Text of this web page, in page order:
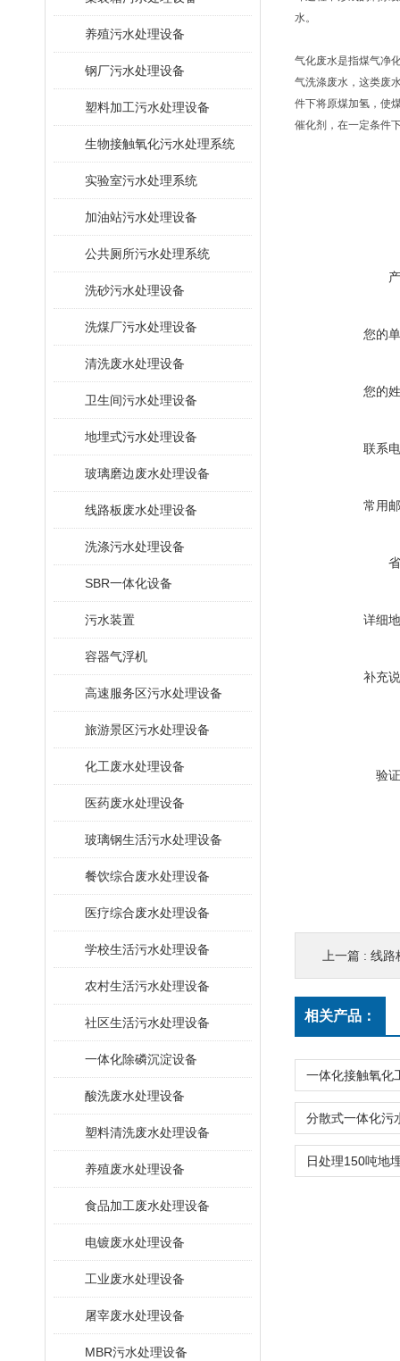
养殖污水处理设备
钢厂污水处理设备
塑料加工污水处理设备
生物接触氧化污水处理系统
​实验室污水处理系统
加油站污水处理设备
公共厕所污水处理系统
洗砂污水处理设备
洗煤厂污水处理设备
清洗废水处理设备
卫生间污水处理设备
地埋式污水处理设备
玻璃磨边废水处理设备
线路板废水处理设备
洗涤污水处理设备
SBR一体化设备
污水装置
容器气浮机
高速服务区污水处理设备
旅游景区污水处理设备
化工废水处理设备
医药废水处理设备
玻璃钢生活污水处理设备
餐饮综合废水处理设备
医疗综合废水处理设备
学校生活污水处理设备
农村生活污水处理设备
社区生活污水处理设备
一体化除磷沉淀设备
酸洗废水处理设备
塑料清洗废水处理设备
养殖废水处理设备
食品加工废水处理设备
电镀废水处理设备
工业废水处理设备
屠宰废水处理设备
MBR污水处理设备
水。
气化废水是指煤气净
气洗涤废水，这类废
件下将原煤加氢，使
催化剂，在一定条件
您的
您的
联系
常用
详细
补充
验
上一篇 : 线路
相关产品：